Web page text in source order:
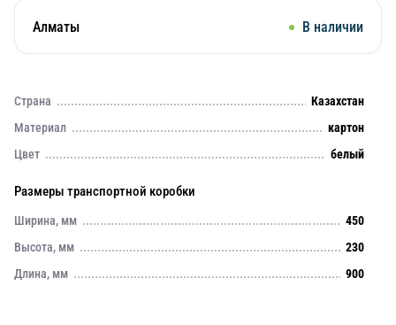
Алматы В наличии
Страна
Казахстан
Материал
картон
Цвет
белый
Размеры транспортной коробки
Ширина, мм
450
Высота, мм
230
Длина, мм
900